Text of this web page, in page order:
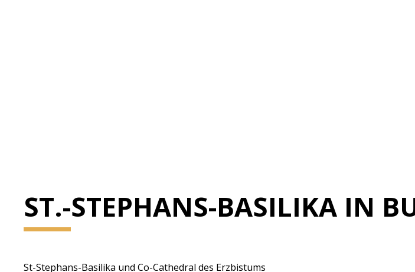
ST.-STEPHANS-BASILIKA IN
St-Stephans-Basilika und Co-Cathedral des Erzbistums